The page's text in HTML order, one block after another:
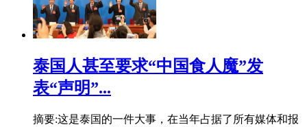
泰国人甚至要求“中国食人魔”发
表“声明”...
摘要:这是泰国的一件大事，在当年占据了所有媒体和报